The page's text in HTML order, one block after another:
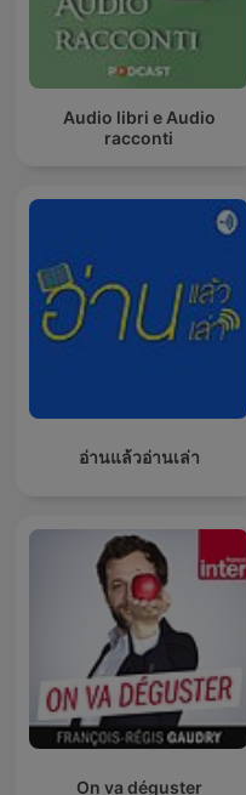
Audio libri e Audio
racconti
อ่านแล้วอ่านเล่า
On va déguster